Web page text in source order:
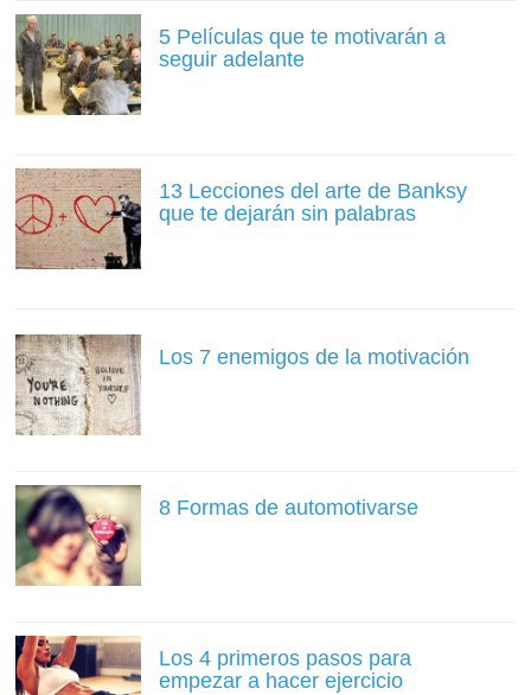
5 Películas que te motivarán a
seguir adelante
13 Lecciones del arte de Banksy
que te dejarán sin palabras
Los 7 enemigos de la motivación
8 Formas de automotivarse
Los 4 primeros pasos para
empezar a hacer ejercicio